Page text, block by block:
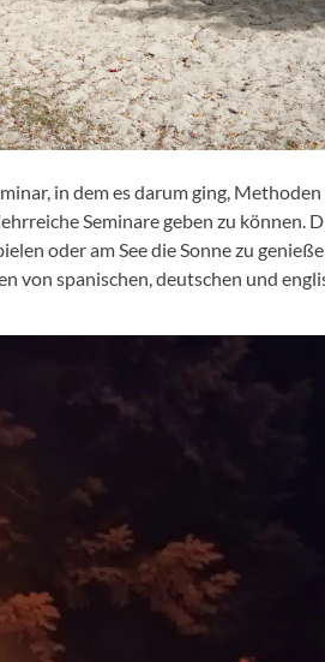
in dem es darum ging,
Seminare geben zu können.
oder am See die Sonne zu
von spanischen, deutschen und